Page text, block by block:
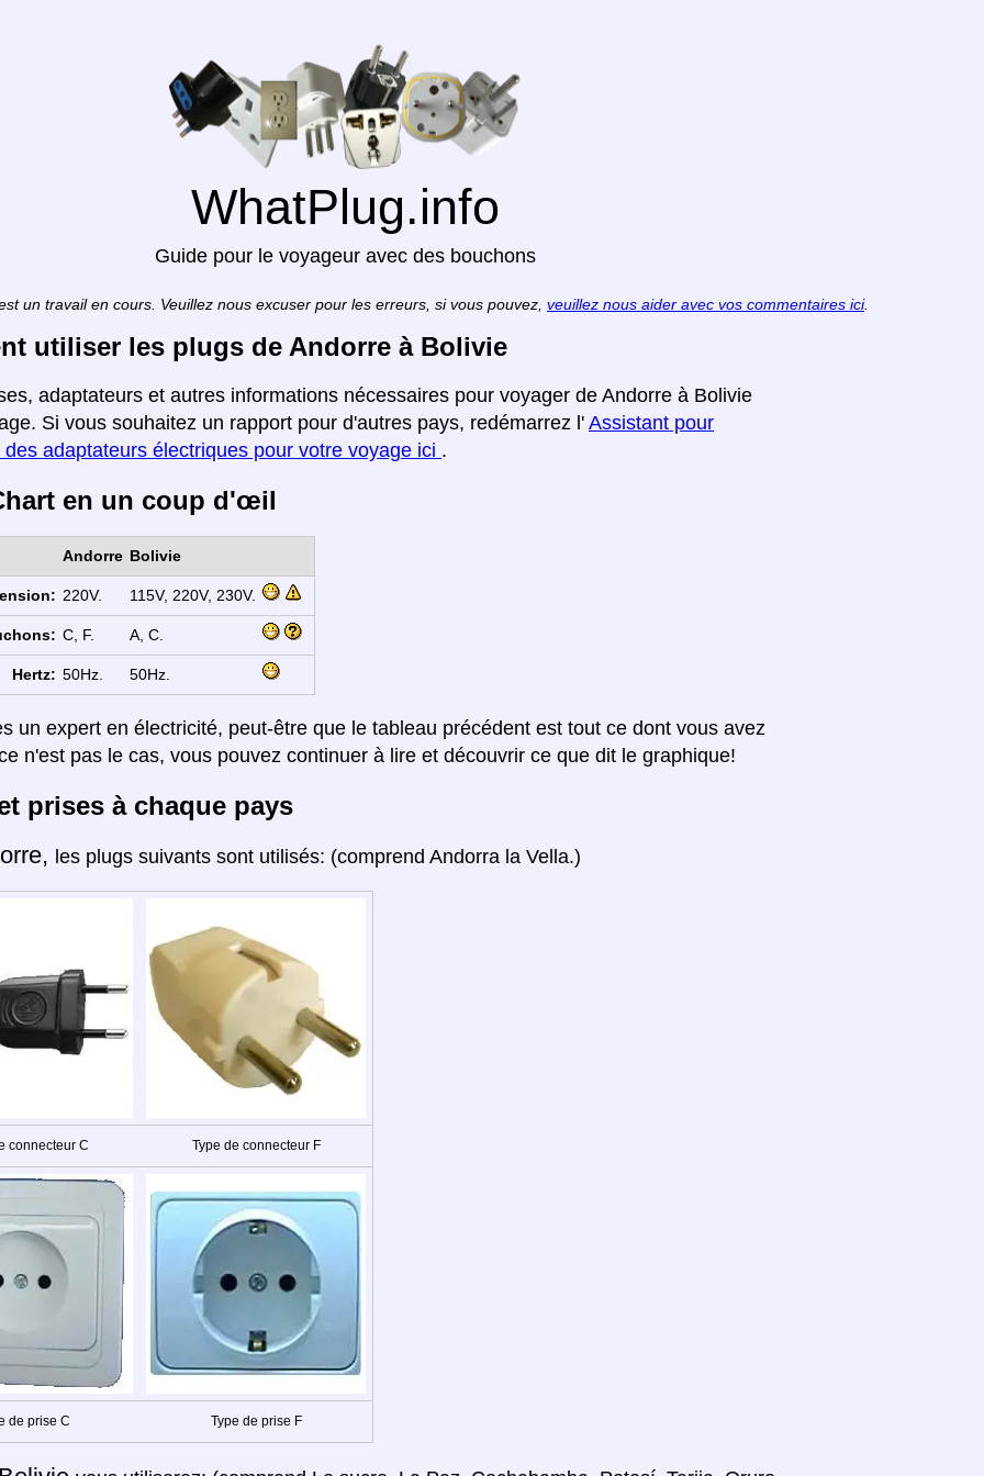
WhatPlug.info
Guide pour le voyageur avec des bouchons
un travail en cours. Veuillez nous excuser pour les erreurs, si vous pouvez, veuillez nous aider avec vos commentaires ici.
utiliser les plugs de Andorre à Bolivie
adaptateurs et autres informations nécessaires pour voyager de Andorre à Bolivie
Si vous souhaitez un rapport pour d'autres pays, redémarrez l' Assistant pour
adaptateurs électriques pour votre voyage ici .
en un coup d'œil
Andorre Bolivie
220V. 115V, 220V, 230V.
C, F. A, C.
Hertz: 50Hz. 50Hz.
un expert en électricité, peut-être que le tableau précédent est tout ce dont vous avez
n'est pas le cas, vous pouvez continuer à lire et découvrir ce que dit le graphique!
prises à chaque pays
les plugs suivants sont utilisés: (comprend Andorra la Vella.)
connecteur C Type de connecteur F
de prise C Type de prise F